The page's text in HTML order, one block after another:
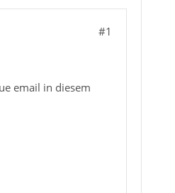
#1
email in diesem